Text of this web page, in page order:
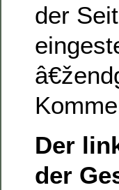
der
Der
der